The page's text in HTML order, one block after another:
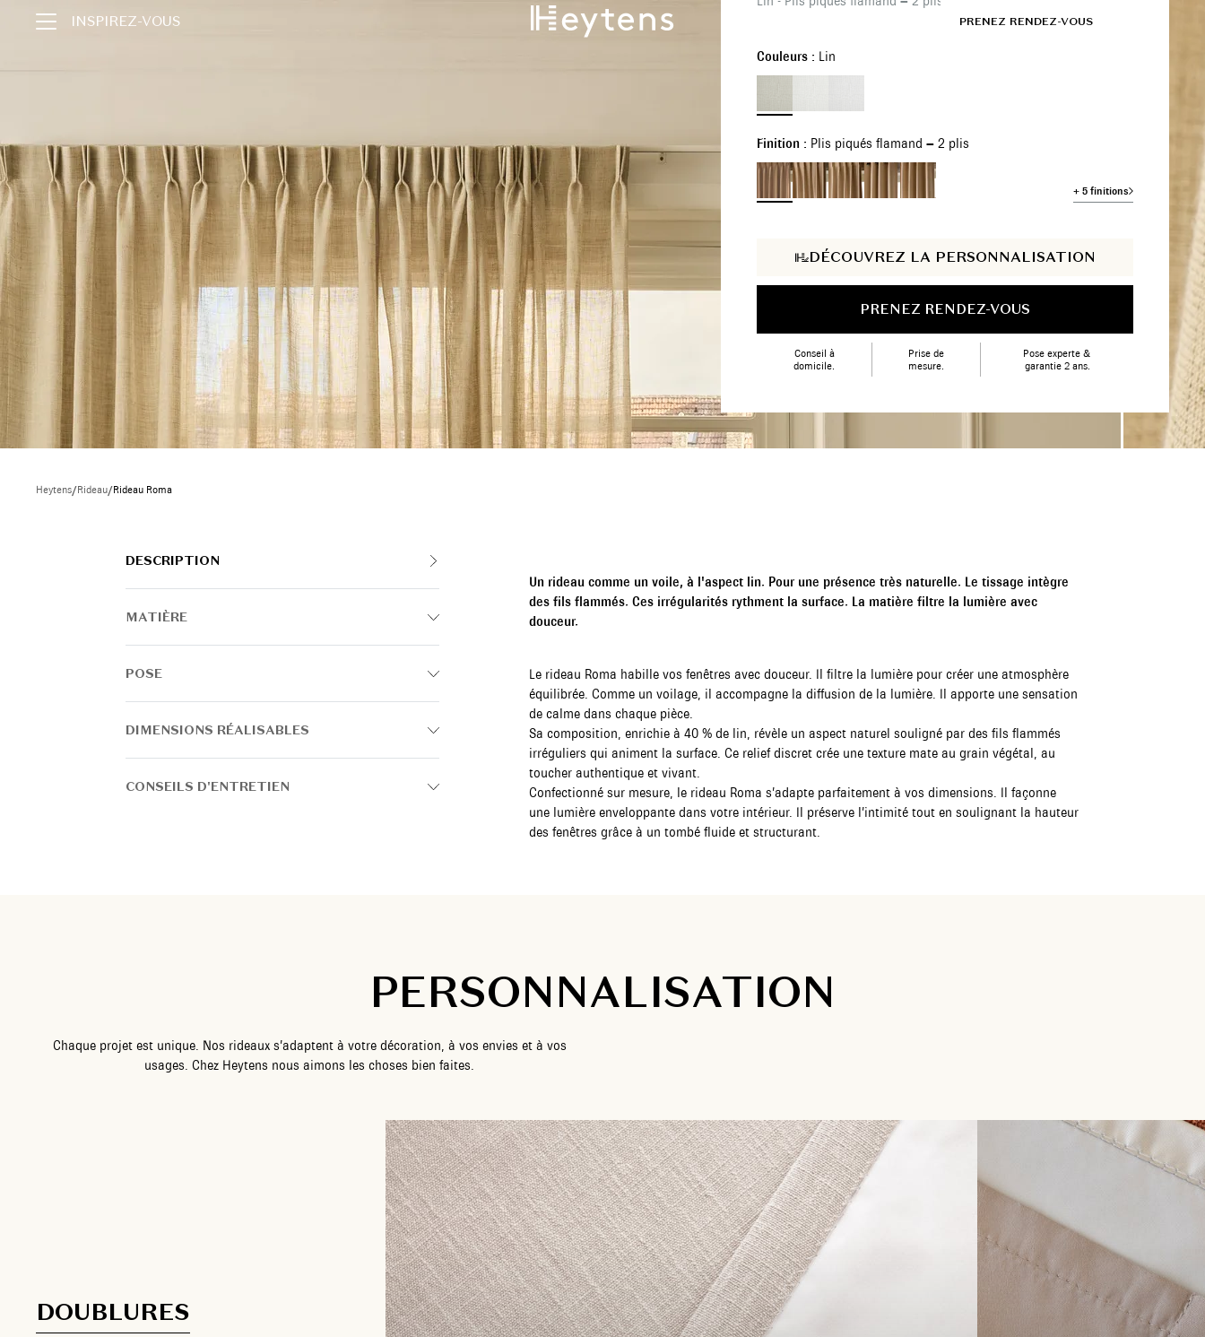
INSPIREZ-VOUS PRENEZ RENDEZ-VOUS
Couleurs : Lin
Finition : Plis piqués flamand – 2 plis
+ 5 finitions
DÉCOUVREZ LA PERSONNALISATION
PRENEZ RENDEZ-VOUS
Conseil à
domicile.
Prise de
mesure.
Pose experte &
garantie 2 ans.
Heytens/Rideau/Rideau Roma
DESCRIPTION
MATIÈRE
POSE
DIMENSIONS RÉALISABLES
CONSEILS D'ENTRETIEN
Un rideau comme un voile, à l'aspect lin. Pour une présence très naturelle. Le tissage intègre
des fils flammés. Ces irrégularités rythment la surface. La matière filtre la lumière avec
douceur.
Le rideau Roma habille vos fenêtres avec douceur. Il filtre la lumière pour créer une atmosphère
équilibrée. Comme un voilage, il accompagne la diffusion de la lumière. Il apporte une sensation
de calme dans chaque pièce.
Sa composition, enrichie à 40 % de lin, révèle un aspect naturel souligné par des fils flammés
irréguliers qui animent la surface. Ce relief discret crée une texture mate au grain végétal, au
toucher authentique et vivant.
Confectionné sur mesure, le rideau Roma s’adapte parfaitement à vos dimensions. Il façonne
une lumière enveloppante dans votre intérieur. Il préserve l’intimité tout en soulignant la hauteur
des fenêtres grâce à un tombé fluide et structurant.
PERSONNALISATION
Chaque projet est unique. Nos rideaux s’adaptent à votre décoration, à vos envies et à vos
usages. Chez Heytens nous aimons les choses bien faites.
DOUBLURES